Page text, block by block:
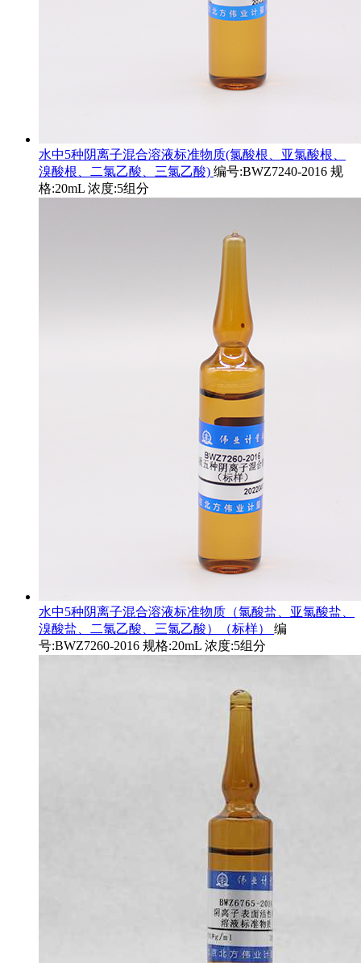
水中5种阴离子混合溶液标准物质(氯酸根、亚氯酸根、
溴酸根、二氯乙酸、三氯乙酸) 编号:BWZ7240-2016 规
格:20mL 浓度:5组分
水中5种阴离子混合溶液标准物质（氯酸盐、亚氯酸盐、
溴酸盐、二氯乙酸、三氯乙酸）（标样） 编
号:BWZ7260-2016 规格:20mL 浓度:5组分